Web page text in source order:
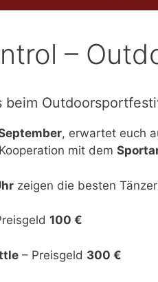
–
beim
, erwartet euch
mit dem
zeigen die besten
100 €
– Preisgeld 300 €